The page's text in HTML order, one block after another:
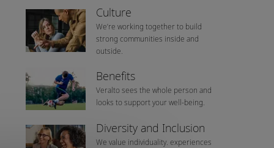
Culture
We’re working together to build
strong communities inside and
outside.
Benefits
Veralto sees the whole person and
looks to support your well-being.
Diversity and Inclusion
We value individuality. experiences